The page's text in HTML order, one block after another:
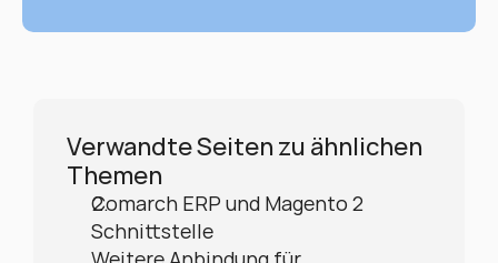
Verwandte Seiten zu ähnlichen
Themen
Comarch ERP und Magento 2
Schnittstelle